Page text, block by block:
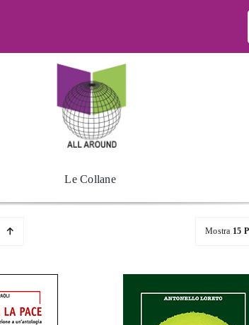
Le Collane
Mostra 15